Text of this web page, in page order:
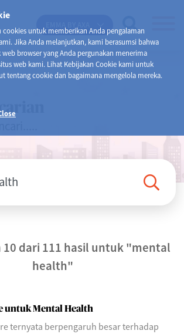
cookies untuk memberikan Anda pengalaman
Jika Anda melanjutkan, kami berasumsi bahwa
browser yang Anda pergunakan menerima
web kami. Lihat Kebijakan Cookie kami untuk
tentang cookie dan bagaimana mengelola mereka.
dari 111 hasil untuk"mental
health"
untuk Mental Health
ternyata berpengaruh besar terhadap